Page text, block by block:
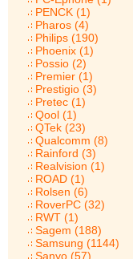
PENCK (1)
Pharos (4)
Philips (190)
Phoenix (1)
Possio (2)
Premier (1)
Prestigio (3)
Pretec (1)
Qool (1)
QTek (23)
Qualcomm (8)
Rainford (3)
Realvision (1)
ROAD (1)
Rolsen (6)
RoverPC (32)
RWT (1)
Sagem (188)
Samsung (1144)
Sanyo (57)